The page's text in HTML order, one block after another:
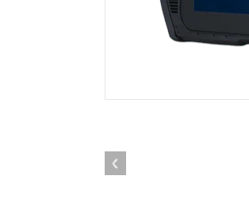
엣지 AI 모빌리티
로봇 컨트롤러